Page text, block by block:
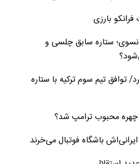
بارزی
ستاره سابق چلسی و
توافق تیم سوم ترکیه با ستاره
محبوب ترامپ شد؟
باشگاه فوتبال می‌خرند